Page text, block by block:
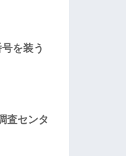
を装う
査センタ